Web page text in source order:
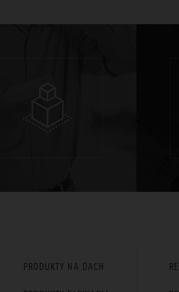
PRODUKTY NA DACH